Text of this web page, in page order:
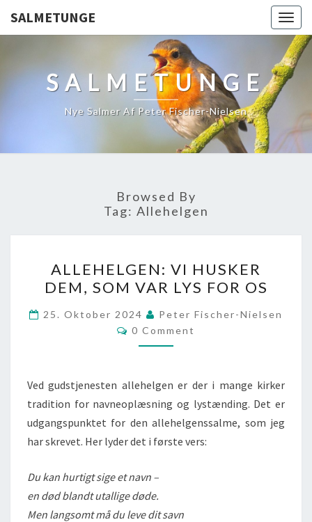
SALMETUNGE
SALMETUNGE
Nye Salmer Af Peter Fischer-Nielsen
Browsed By
Tag: Allehelgen
VI
HUSKER
DEM,
SOM
VAR
FOR
OS
ALLEHELGEN: VI HUSKER
DEM, SOM VAR LYS FOR OS
25. Oktober 2024
Peter Fischer-Nielsen
Comments
0 Comment
Ved gudstjenesten allehelgen er der i mange kirker
tradition for navneoplæsning og lystænding. Det er
udgangspunktet for den allehelgenssalme, som jeg
har skrevet. Her lyder det i første vers:
Du kan hurtigt sige et navn –
en død blandt utallige døde.
Men langsomt må du leve dit savn